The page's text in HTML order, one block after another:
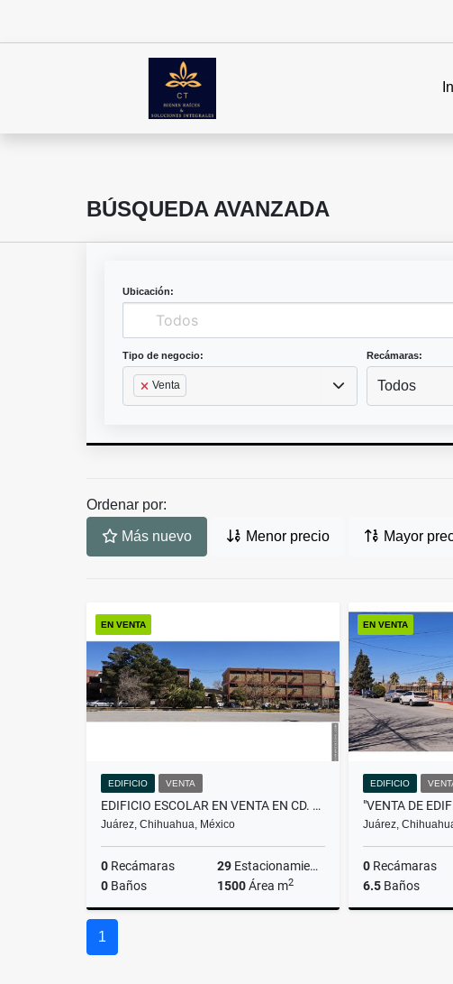
BÚSQUEDA AVANZADA
Ubicación:
Tipo de negocio:
Venta
Recámaras:
Todos
Ordenar por:
Más nuevo Menor precio Mayor
EN VENTA
EDIFICIO VENTA
EDIFICIO ESCOLAR EN VENTA EN CD. JUÁREZ, CHIHUAHUA
Juárez, Chihuahua, México
0 Recámaras 29 Estacionamiento
0 Baños 1500Área m2
EN VENTA
EDIFICIO
Juárez,
0Recámaras
6.5Baños
1